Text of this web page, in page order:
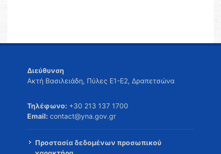
Διεύθυνση
Ακτή Βασιλειάδη, Πύλες Ε1-Ε2, Δραπετσώνα
Τηλέφωνο: +30 213 137 1700
Email: contact@yna.gov.gr
Προστασία δεδομένων προσωπικού